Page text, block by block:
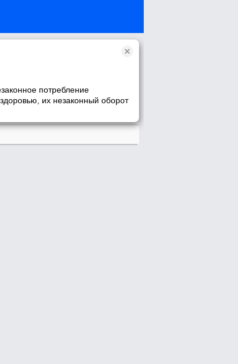
потребление
их незаконный оборот
в жизни женщины - материнству. Забавные
все самое интересное для мам, пап,